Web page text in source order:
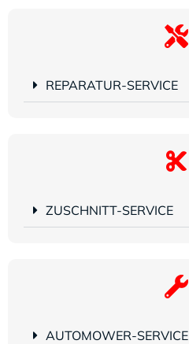
REPARATUR-SERVICE
ZUSCHNITT-SERVICE
AUTOMOWER-SERVICE